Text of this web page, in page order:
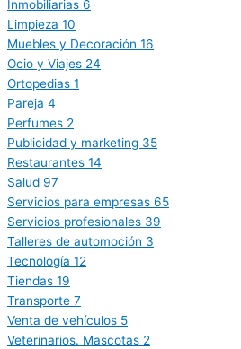
Inmobiliarias 6
Limpieza 10
Muebles y Decoración 16
Ocio y Viajes 24
Ortopedias 1
Pareja 4
Perfumes 2
Publicidad y marketing 35
Restaurantes 14
Salud 97
Servicios para empresas 65
Servicios profesionales 39
Talleres de automoción 3
Tecnología 12
Tiendas 19
Transporte 7
Venta de vehículos 5
Veterinarios. Mascotas 2